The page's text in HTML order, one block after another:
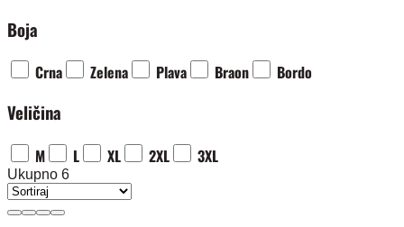
Boja
Crna Zelena Plava Braon Bordo
Veličina
M L XL 2XL 3XL
Ukupno 6